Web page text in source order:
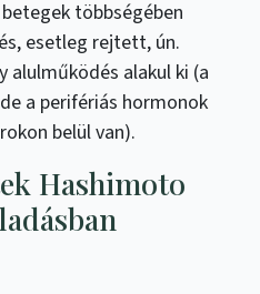
többségében
esetleg rejtett, ún.
alulműködés alakul ki (a
a perifériás hormonok
belül van).
Hashimoto